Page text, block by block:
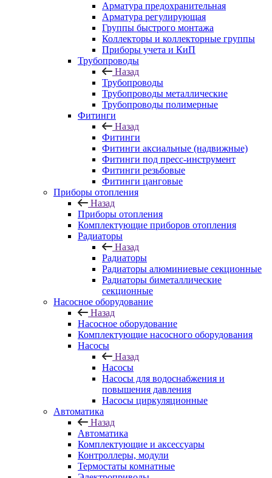
Арматура предохранительная
Арматура регулирующая
Группы быстрого монтажа
Коллекторы и коллекторные группы
Приборы учета и КиП
Трубопроводы
Назад
Трубопроводы
Трубопроводы металлические
Трубопроводы полимерные
Фитинги
Назад
Фитинги
Фитинги аксиальные (надвижные)
Фитинги под пресс-инструмент
Фитинги резьбовые
Фитинги цанговые
Приборы отопления
Назад
Приборы отопления
Комплектующие приборов отопления
Радиаторы
Назад
Радиаторы
Радиаторы алюминиевые секционные
Радиаторы биметаллические
секционные
Насосное оборудование
Назад
Насосное оборудование
Комплектующие насосного оборудования
Насосы
Назад
Насосы
Насосы для водоснабжения и
повышения давления
Насосы циркуляционные
Автоматика
Назад
Автоматика
Комплектующие и аксессуары
Контроллеры, модули
Термостаты комнатные